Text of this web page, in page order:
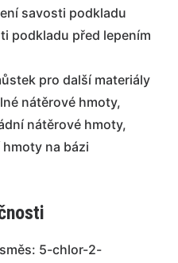
savosti podkladu
podkladu před lepením
pro další materiály
nátěrové hmoty,
nátěrové hmoty,
na bázi
5-chlor-2-